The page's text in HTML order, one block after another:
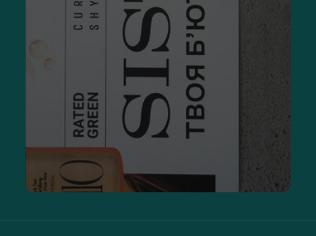
Очищение.
Увлажнение и питание.
представлена препаратами для пилинга, мицеллярной
водой, скрабами, средствами для снятия макияжа. Ее
основная задача — удаление омертвевших чешуек и
обновление поверхности кожи. Рекомендовано
использовать для обеспечения лучшего впитывания
питательных средств или перед нанесением макияжа.
Для увлажнения и питания используются блеск, бальзам,
гигиеническая помада за счет растительных масел и воска,
входящих в их состав. При этом частое нанесение
препаратов в течение дня способно оказать обратный
эффект. В таких средствах не должно быть синтетических